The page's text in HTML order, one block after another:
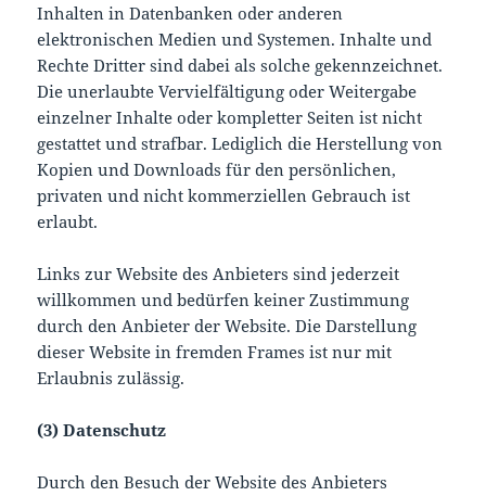
Inhalten in Datenbanken oder anderen
elektronischen Medien und Systemen. Inhalte und
Rechte Dritter sind dabei als solche gekennzeichnet.
Die unerlaubte Vervielfältigung oder Weitergabe
einzelner Inhalte oder kompletter Seiten ist nicht
gestattet und strafbar. Lediglich die Herstellung von
Kopien und Downloads für den persönlichen,
privaten und nicht kommerziellen Gebrauch ist
erlaubt.
Links zur Website des Anbieters sind jederzeit
willkommen und bedürfen keiner Zustimmung
durch den Anbieter der Website. Die Darstellung
dieser Website in fremden Frames ist nur mit
Erlaubnis zulässig.
(3) Datenschutz
Durch den Besuch der Website des Anbieters